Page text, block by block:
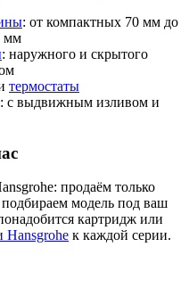
: от компактных 70 мм до
мм
: наружного и скрытого
термостаты
: с выдвижным изливом и
продаём только
модель под ваш
картридж или
Hansgrohe к каждой серии.